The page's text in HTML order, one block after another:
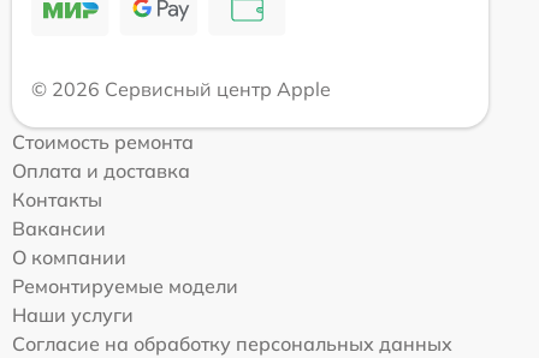
© 2026 Сервисный центр Apple
Стоимость ремонта
Оплата и доставка
Контакты
Вакансии
О компании
Ремонтируемые модели
Наши услуги
Согласие на обработку персональных данных